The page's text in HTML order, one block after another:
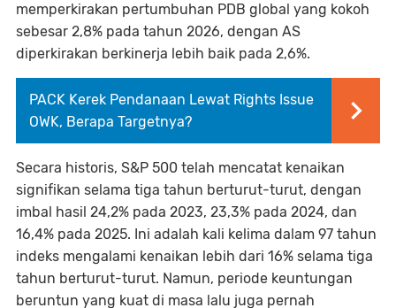
memperkirakan pertumbuhan PDB global yang kokoh
sebesar 2,8% pada tahun 2026, dengan AS
diperkirakan berkinerja lebih baik pada 2,6%.
PACK Kerek Pendanaan Lewat Rights Issue
OWK, Berapa Targetnya?
Secara historis, S&P 500 telah mencatat kenaikan
signifikan selama tiga tahun berturut-turut, dengan
imbal hasil 24,2% pada 2023, 23,3% pada 2024, dan
16,4% pada 2025. Ini adalah kali kelima dalam 97 tahun
indeks mengalami kenaikan lebih dari 16% selama tiga
tahun berturut-turut. Namun, periode keuntungan
beruntun yang kuat di masa lalu juga pernah